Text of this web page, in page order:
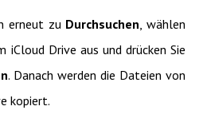
erneut zu Durchsuchen , wählen
iCloud Drive aus und drücken Sie
. Danach werden die Dateien von
kopiert.